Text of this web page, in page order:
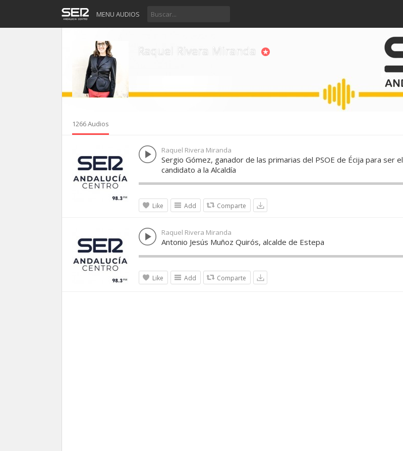
MENU AUDIOS
Raquel Rivera Miranda
1266 Audios
Raquel Rivera Miranda
Sergio Gómez, ganador de las primarias del PSOE de Écija para ser el
candidato a la Alcaldía
Like Add Comparte
Raquel Rivera Miranda
Antonio Jesús Muñoz Quirós, alcalde de Estepa
Like Add Comparte